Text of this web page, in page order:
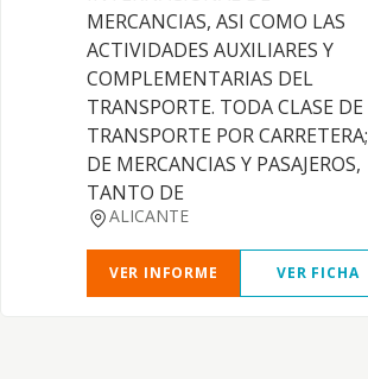
MERCANCIAS, ASI COMO LAS
ACTIVIDADES AUXILIARES Y
COMPLEMENTARIAS DEL
TRANSPORTE. TODA CLASE DE
TRANSPORTE POR CARRETERA;
DE MERCANCIAS Y PASAJEROS,
TANTO DE
ALICANTE
VER INFORME VER FICHA